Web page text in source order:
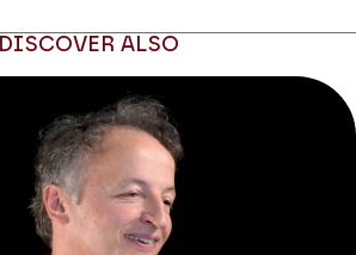
DISCOVER ALSO